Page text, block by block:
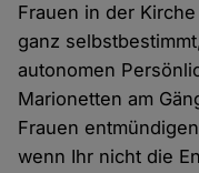
Frauen in der
ganz
autonomen
Marionetten am
Frauen
wenn Ihr nicht die